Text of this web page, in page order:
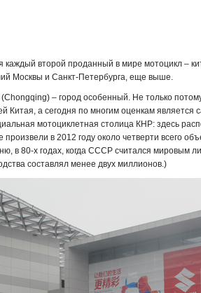
каждый второй проданный в мире мотоцикл –
Москвы и Санкт-Петербурга, еще выше.
– город особенный. Не только
Китая, а сегодня по многим оценкам
мотоциклетная столица КНР: здесь
произвели в 2012 году около четверти всего
в 80-х годах, когда СССР считался мировым
составлял менее двух миллионов.)